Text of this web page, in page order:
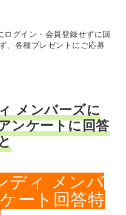
グイン・会員登録せずに回
、各種プレゼントにご応募
メンバーズに
ンケートに回答
ディ メンバ
ート回答特